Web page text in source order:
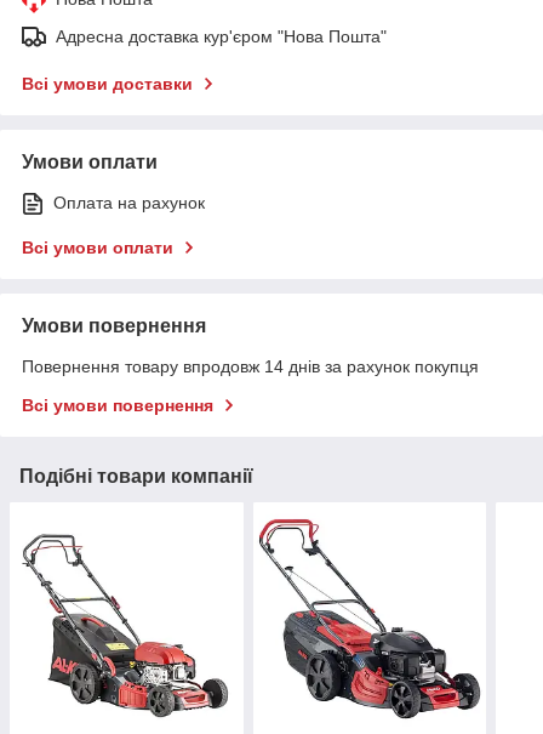
Адресна доставка кур'єром "Нова Пошта"
Всі умови доставки
Умови оплати
Оплата на рахунок
Всі умови оплати
Умови повернення
Повернення товару впродовж 14 днів за рахунок покупця
Всі умови повернення
Подібні товари компанії